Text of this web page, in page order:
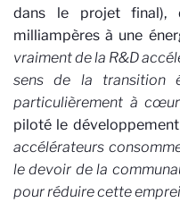
dans le projet final),
milliampères à une
vraiment de la R&D
sens de la transition
particulièrement à cœur
piloté le
accélérateurs
le devoir de la
pour réduire cette